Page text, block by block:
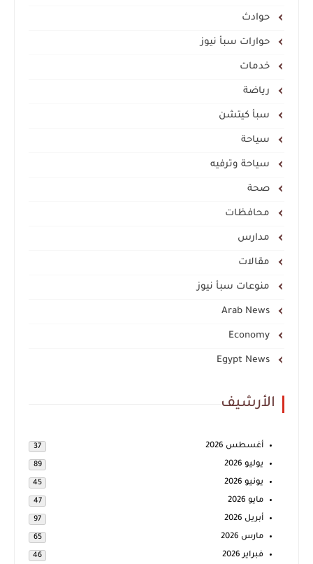
حوادث
حوارات سبأ نيوز
خدمات
رياضة
سبأ كيتشن
سياحة
سياحة وترفيه
صحة
محافظات
مدارس
مقالات
منوعات سبأ نيوز
Arab News
Economy
Egypt News
الأرشيف
أغسطس 2026 37
يوليو 2026 89
يونيو 2026 45
مايو 2026 47
أبريل 2026 97
مارس 2026 65
فبراير 2026 46